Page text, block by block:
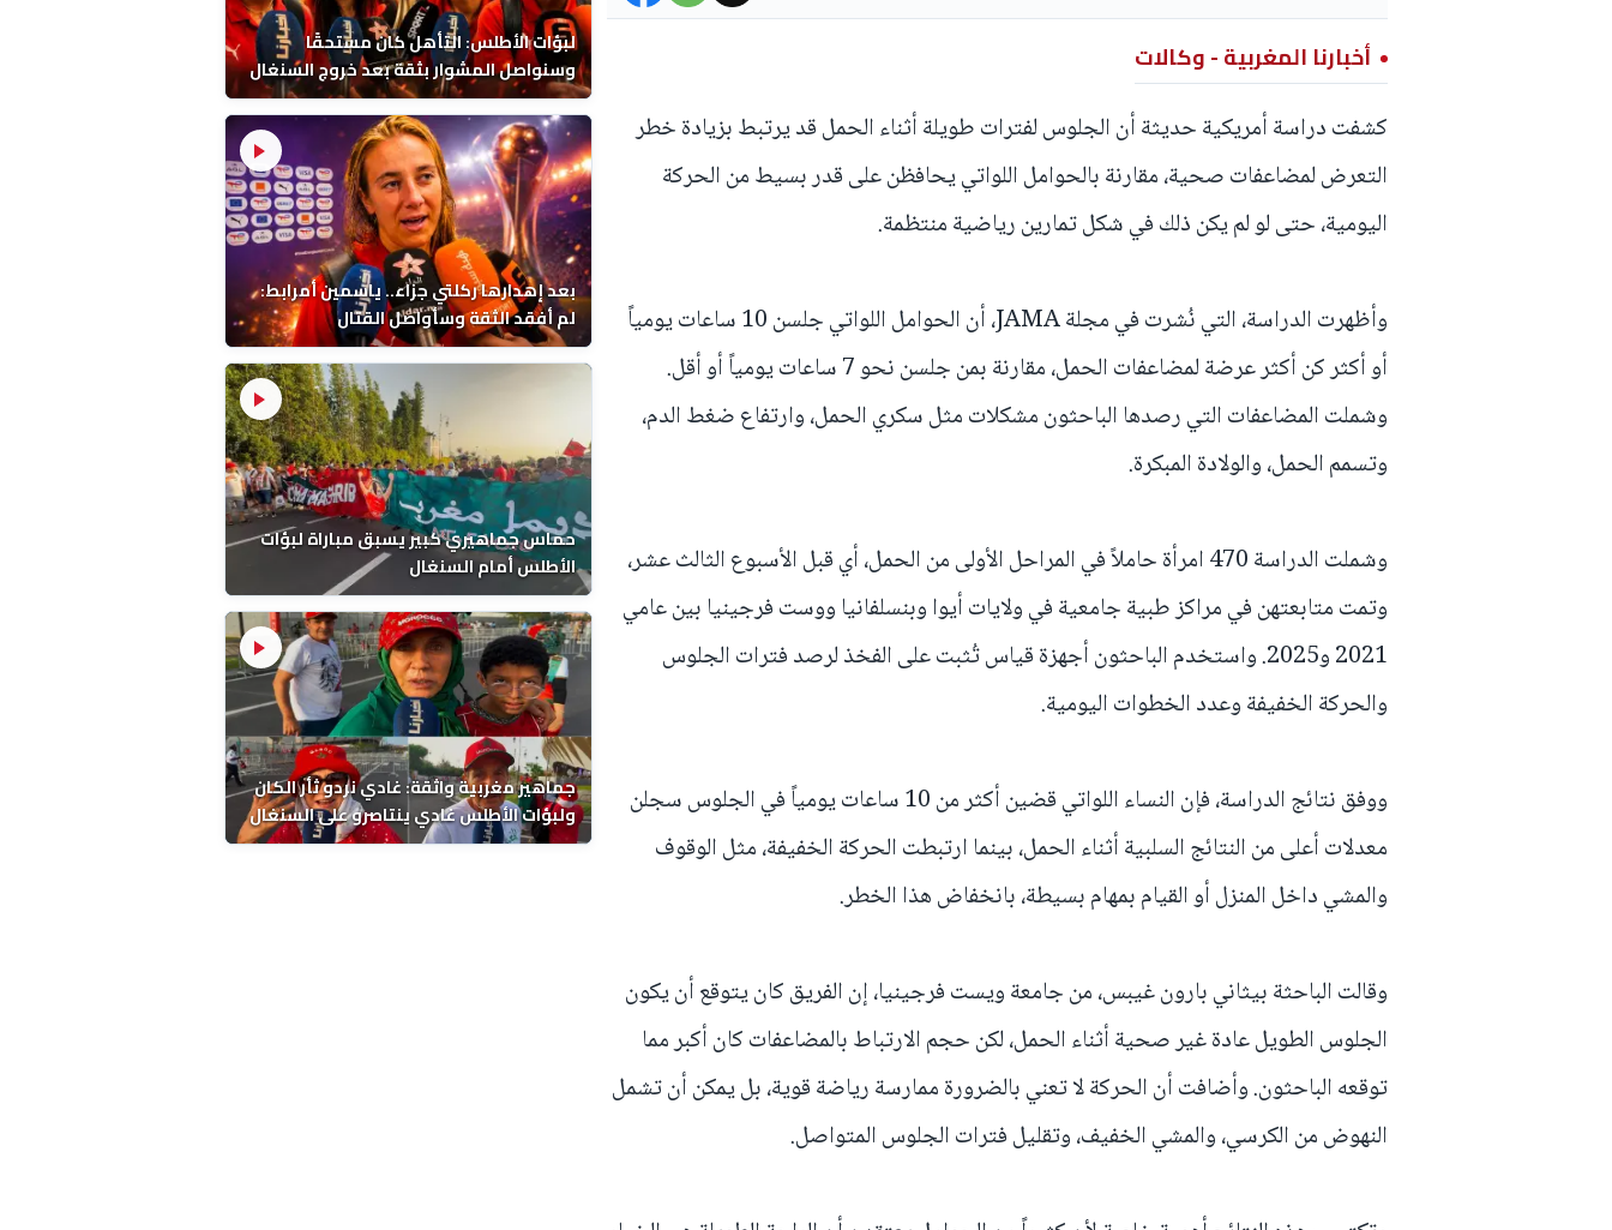
لبؤات الأطلس: التأهل كان مستحقًا
وسنواصل المشوار بثقة بعد خروج السنغال
بعد إهدارها ركلتي جزاء.. ياسمين أمرابط:
لم أفقد الثقة وسأواصل القتال
حماس جماهيري كبير يسبق مباراة لبؤات
الأطلس أمام السنغال
جماهير مغربية واثقة: غادي نردو ثأر الكان
ولبؤات الأطلس غادي ينتاصرو على السنغال
أخبارنا المغربية - وكالات
كشفت دراسة أمريكية حديثة أن الجلوس لفترات طويلة أثناء الحمل قد يرتبط بزيادة خطر
التعرض لمضاعفات صحية، مقارنة بالحوامل اللواتي يحافظن على قدر بسيط من الحركة
اليومية، حتى لو لم يكن ذلك في شكل تمارين رياضية منتظمة.
وأظهرت الدراسة، التي نُشرت في مجلة JAMA، أن الحوامل اللواتي جلسن 10 ساعات يومياً
أو أكثر كن أكثر عرضة لمضاعفات الحمل، مقارنة بمن جلسن نحو 7 ساعات يومياً أو أقل.
وشملت المضاعفات التي رصدها الباحثون مشكلات مثل سكري الحمل، وارتفاع ضغط الدم،
وتسمم الحمل، والولادة المبكرة.
وشملت الدراسة 470 امرأة حاملاً في المراحل الأولى من الحمل، أي قبل الأسبوع الثالث عشر،
وتمت متابعتهن في مراكز طبية جامعية في ولايات أيوا وبنسلفانيا ووست فرجينيا بين عامي
2021 و2025. واستخدم الباحثون أجهزة قياس تُثبت على الفخذ لرصد فترات الجلوس
والحركة الخفيفة وعدد الخطوات اليومية.
ووفق نتائج الدراسة، فإن النساء اللواتي قضين أكثر من 10 ساعات يومياً في الجلوس سجلن
معدلات أعلى من النتائج السلبية أثناء الحمل، بينما ارتبطت الحركة الخفيفة، مثل الوقوف
والمشي داخل المنزل أو القيام بمهام بسيطة، بانخفاض هذا الخطر.
وقالت الباحثة بيثاني بارون غيبس، من جامعة ويست فرجينيا، إن الفريق كان يتوقع أن يكون
الجلوس الطويل عادة غير صحية أثناء الحمل، لكن حجم الارتباط بالمضاعفات كان أكبر مما
توقعه الباحثون. وأضافت أن الحركة لا تعني بالضرورة ممارسة رياضة قوية، بل يمكن أن تشمل
النهوض من الكرسي، والمشي الخفيف، وتقليل فترات الجلوس المتواصل.